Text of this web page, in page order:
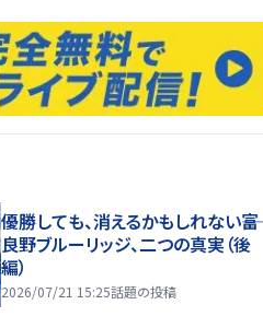
優勝しても、消えるかもしれない――富
良野ブルーリッジ、二つの真実（後
編）
2026/07/21 15:25話題の投稿